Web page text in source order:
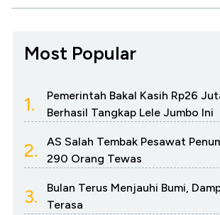
Most Popular
1.
Pemerintah Bakal Kasih Rp26
Berhasil Tangkap Lele Jumbo Ini
2.
AS Salah Tembak Pesawat
290 Orang Tewas
3.
Bulan Terus Menjauhi Bumi,
Terasa